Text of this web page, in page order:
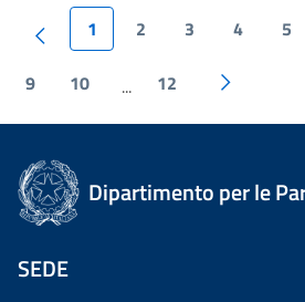
1 2 3 4 5
9 10 ... 12
Dipartimento per le
SEDE